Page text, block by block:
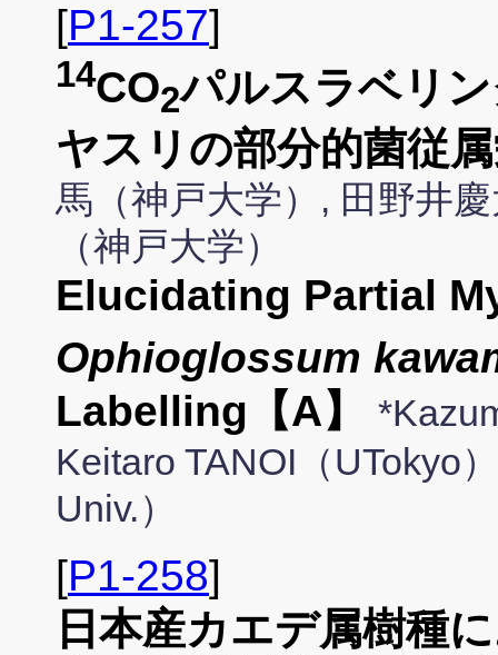
[P1-257]
14CO2パルスラベリ
ヤスリの部分的菌従
馬（神戸大学）, 田野井
（神戸大学）
Elucidating Partial
Ophioglossum
Labelling【A】
Keitaro TANOI（UTokyo
Univ.）
[P1-258]
日本産カエデ属樹種